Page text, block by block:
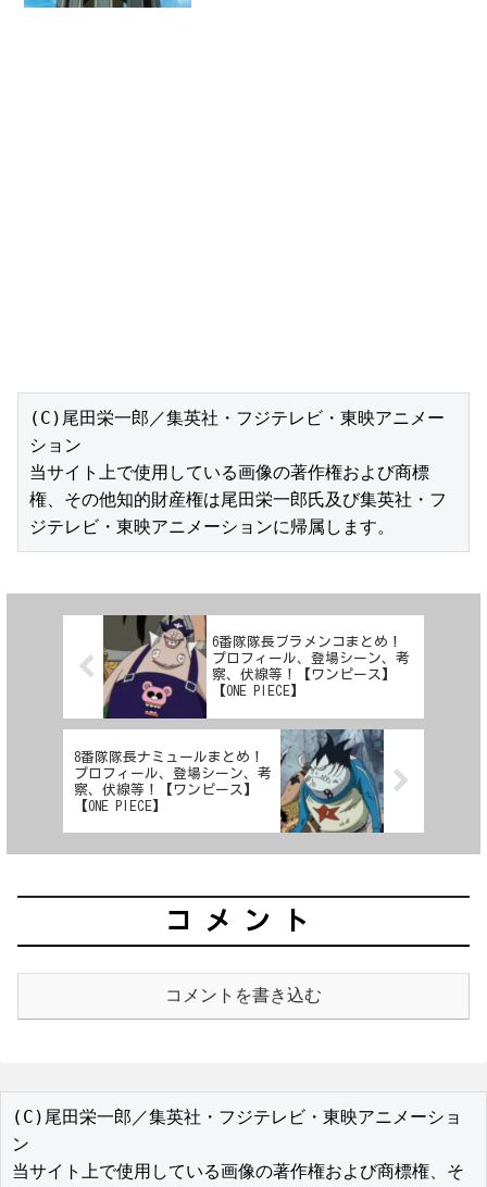
(C)尾田栄一郎／集英社・フジテレビ・東映アニメー
ション
当サイト上で使用している画像の著作権および商標
権、その他知的財産権は尾田栄一郎氏及び集英社・フ
ジテレビ・東映アニメーションに帰属します。
6番隊隊長ブラメンコまとめ！
プロフィール、登場シーン、考
察、伏線等！【ワンピース】
【ONE PIECE】
8番隊隊長ナミュールまとめ！
プロフィール、登場シーン、考
察、伏線等！【ワンピース】
【ONE PIECE】
コメント
コメントを書き込む
(C)尾田栄一郎／集英社・フジテレビ・東映アニメーショ
ン
当サイト上で使用している画像の著作権および商標権、そ